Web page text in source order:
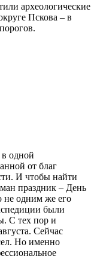
археологические
Пскова – в
одной
от благ
И чтобы найти
праздник – День
не одним же его
были
С тех пор и
Сейчас
Но именно